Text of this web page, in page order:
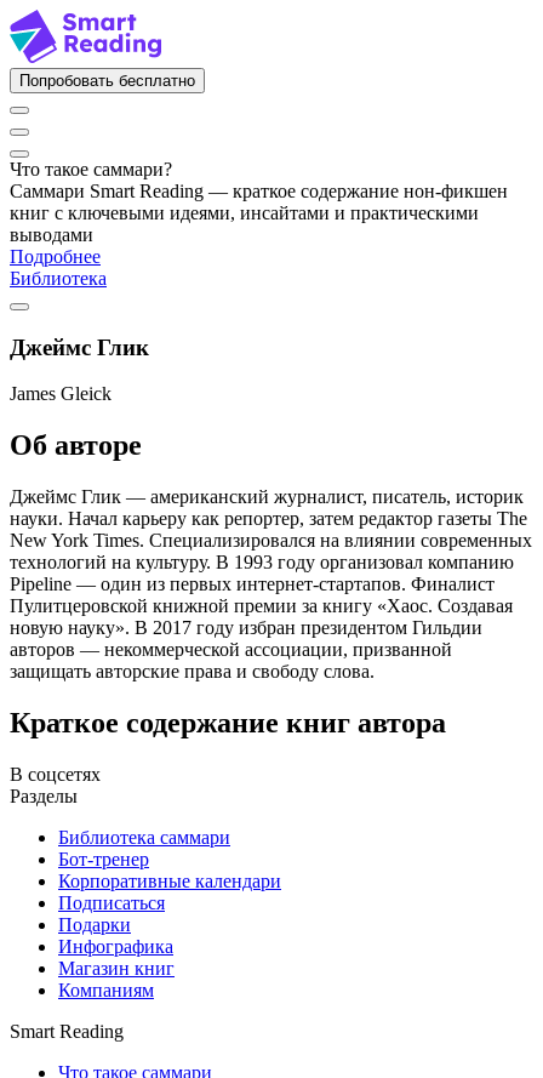
Попробовать бесплатно
Что такое саммари?
Саммари Smart Reading — краткое содержание нон-фикшен
книг с ключевыми идеями, инсайтами и практическими
выводами
Подробнее
Библиотека
Джеймс Глик
James Gleick
Об авторе
Джеймс Глик — американский журналист, писатель, историк
науки. Начал карьеру как репортер, затем редактор газеты The
New York Times. Специализировался на влиянии современных
технологий на культуру. В 1993 году организовал компанию
Pipeline — один из первых интернет-стартапов. Финалист
Пулитцеровской книжной премии за книгу «Хаос. Создавая
новую науку». В 2017 году избран президентом Гильдии
авторов — некоммерческой ассоциации, призванной
защищать авторские права и свободу слова.
Краткое содержание книг автора
В соцсетях
Разделы
Библиотека саммари
Бот-тренер
Корпоративные календари
Подписаться
Подарки
Инфографика
Магазин книг
Компаниям
Smart Reading
Что такое саммари